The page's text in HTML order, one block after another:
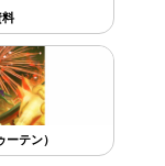
料
テン）